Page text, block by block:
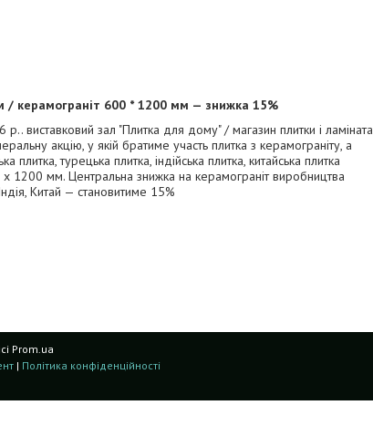
/ керамограніт 600 * 1200 мм — знижка 15%
р.. виставковий зал "Плитка для дому" / магазин плитки і ламіната
акцію, у якій братиме участь плитка з керамограніту, а
плитка, турецька плитка, індійська плитка, китайська плитка
мм. Центральна знижка на керамограніт виробництва
Китай — становитиме 15%
Prom.ua
| Політика конфіденційності